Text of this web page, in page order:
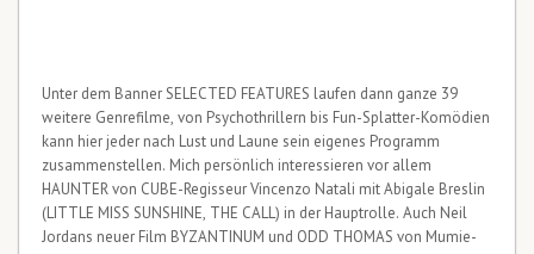
Unter dem Banner SELECTED FEATURES laufen dann ganze 39
weitere Genrefilme, von Psychothrillern bis Fun-Splatter-Komödien
kann hier jeder nach Lust und Laune sein eigenes Programm
zusammenstellen. Mich persönlich interessieren vor allem
HAUNTER von CUBE-Regisseur Vincenzo Natali mit Abigale Breslin
(LITTLE MISS SUNSHINE, THE CALL) in der Hauptrolle. Auch Neil
Jordans neuer Film BYZANTINUM und ODD THOMAS von Mumie-